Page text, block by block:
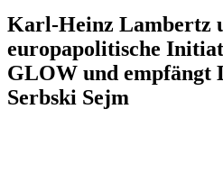
Karl-Heinz Lambertz
europapolitische
GLOW und empfängt
Serbski Sejm